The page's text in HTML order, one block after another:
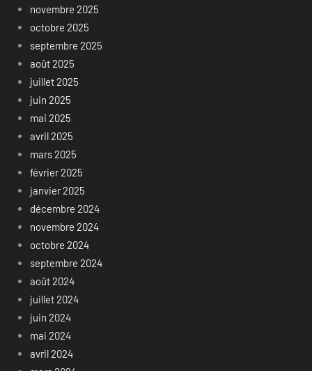
novembre 2025
octobre 2025
septembre 2025
août 2025
juillet 2025
juin 2025
mai 2025
avril 2025
mars 2025
février 2025
janvier 2025
décembre 2024
novembre 2024
octobre 2024
septembre 2024
août 2024
juillet 2024
juin 2024
mai 2024
avril 2024